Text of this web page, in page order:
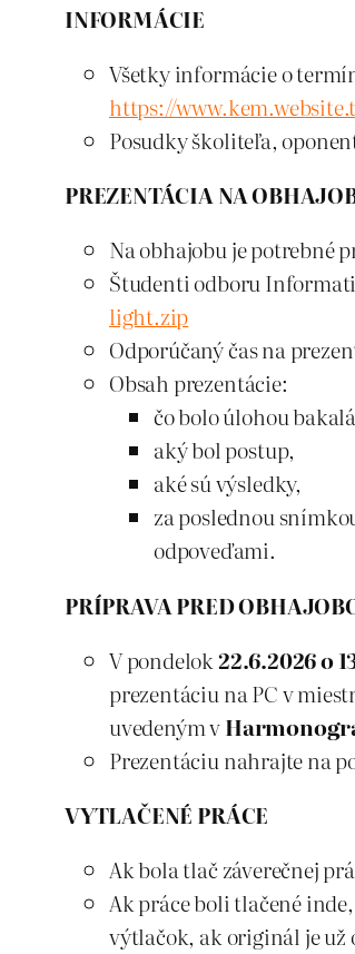
INFORMÁCIE
Všetky informácie o
https://
Posudky školiteľa,
PREZENTÁCIA NA
Na obhajobu je potrebné
Študenti odboru
light.zip
Odporúčaný čas na
Obsah prezentácie:
čo bolo úlohou
aký bol postup,
aké sú výsledky,
za poslednou
odpoveďami.
PRÍPRAVA PRED
V pondelok22.6.2026 o
prezentáciu na PC v
uvedeným v
Prezentáciu nahrajte na
VYTLAČENÉ PRÁCE
Ak bola tlač záverečnej
Ak práce boli tlačené
výtlačok, ak originál je